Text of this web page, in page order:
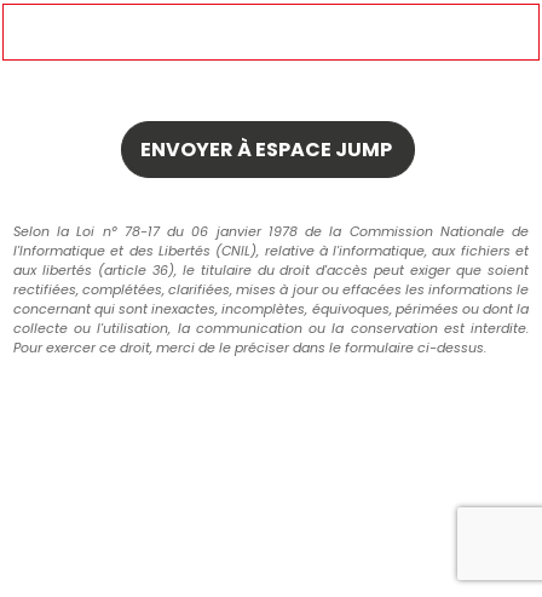
Selon la Loi n° 78-17 du 06 janvier 1978 de la Commission Nationale de
l'Informatique et des Libertés (CNIL), relative à l'informatique, aux fichiers et
aux libertés (article 36), le titulaire du droit d'accès peut exiger que soient
rectifiées, complétées, clarifiées, mises à jour ou effacées les informations le
concernant qui sont inexactes, incomplètes, équivoques, périmées ou dont la
collecte ou l'utilisation, la communication ou la conservation est interdite.
Pour exercer ce droit, merci de le préciser dans le formulaire ci-dessus.